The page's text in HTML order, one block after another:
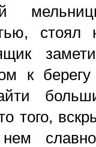
стоял
к
того,